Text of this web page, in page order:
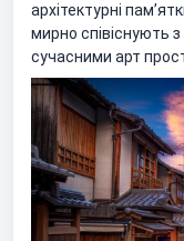
архітектурні
мирно співіснують
сучасними арт